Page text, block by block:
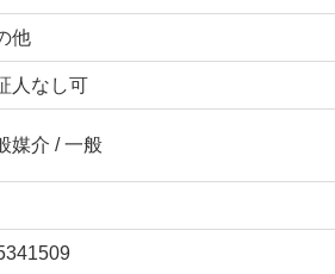
他
人なし可
媒介 / 一般